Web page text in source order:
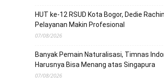
HUT ke-12 RSUD Kota Bogor, Dedie
Pelayanan Makin Profesional
07/08/2026
Banyak Pemain Naturalisasi, Timnas
Harusnya Bisa Menang atas Singapura
07/08/2026